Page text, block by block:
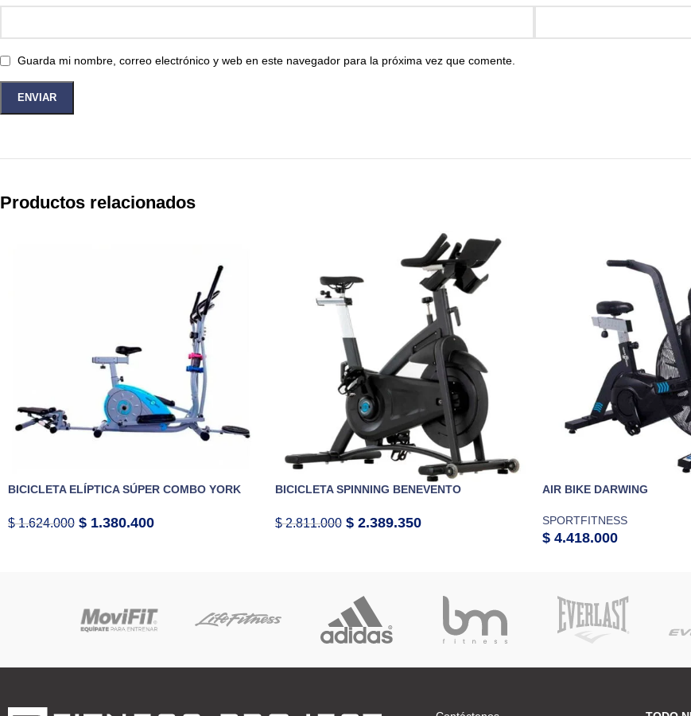
Guarda mi nombre, correo electrónico y web en este navegador para la próxima vez que comente.
Productos relacionados
BICICLETA ELÍPTICA SÚPER COMBO YORK
$1.624.000 $ 1.380.400
BICICLETA SPINNING BENEVENTO
$2.811.000 $ 2.389.350
AIR BIKE DARWING
SPORTFITNESS
$ 4.418.000